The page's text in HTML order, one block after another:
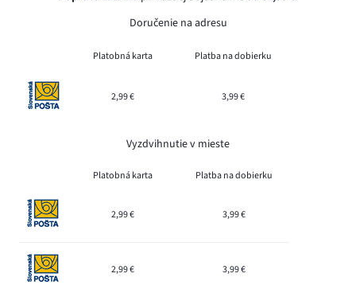
Doručenie na adresu
Platobná karta Platba na dobierku
2,99 € 3,99 €
Vyzdvihnutie v mieste
Platobná karta Platba na dobierku
2,99 € 3,99 €
2,99 € 3,99 €